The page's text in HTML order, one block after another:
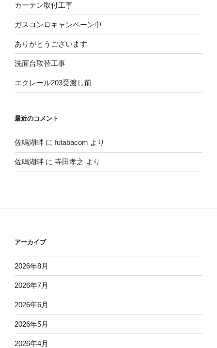
カーテン取付工事
ガスコンロキャンペーン中
ありがとうございます
洗面台取替工事
エクレール203受渡し前
最近のコメント
佐鳴湖畔 に futabacom より
佐鳴湖畔 に 寺田孝之 より
アーカイブ
2026年8月
2026年7月
2026年6月
2026年5月
2026年4月